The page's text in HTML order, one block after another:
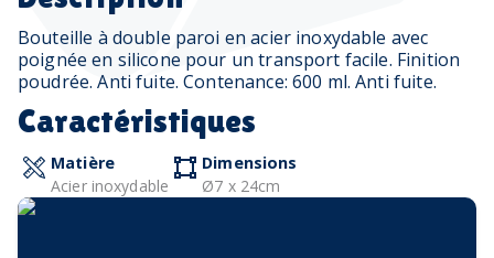
Bouteille à double paroi en acier inoxydable avec
poignée en silicone pour un transport facile. Finition
poudrée. Anti fuite. Contenance: 600 ml. Anti fuite.
Caractéristiques
Matière
Acier inoxydable
Dimensions
Ø7 x 24cm